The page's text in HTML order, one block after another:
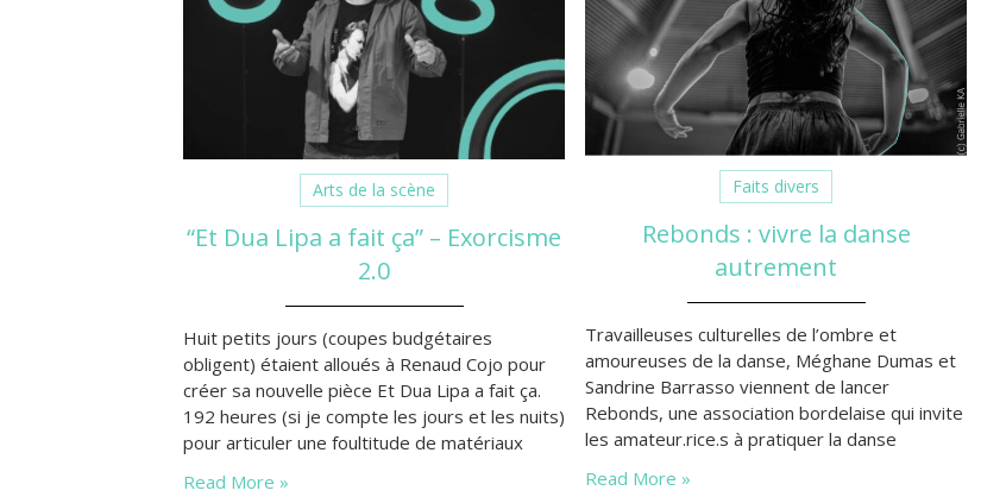
Arts de la scène
“Et Dua Lipa a fait ça” – Exorcisme
2.0
Huit petits jours (coupes budgétaires
obligent) étaient alloués à Renaud Cojo pour
créer sa nouvelle pièce Et Dua Lipa a fait ça.
192 heures (si je compte les jours et les nuits)
pour articuler une foultitude de matériaux
dernières années, par un boomer fana d’une
Read More »
Faits divers
Rebonds : vivre la danse
autrement
Travailleuses culturelles de l’ombre et
amoureuses de la danse, Méghane Dumas et
Sandrine Barrasso viennent de lancer
Rebonds, une association bordelaise qui invite
les amateur.rice.s à pratiquer la danse
workshops ponctuels menés par des artistes
Read More »